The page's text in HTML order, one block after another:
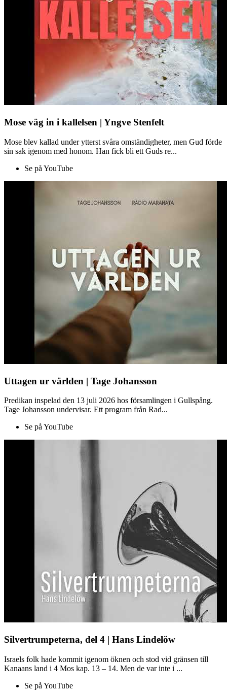
Mose väg in i kallelsen | Yngve Stenfelt
Mose blev kallad under ytterst svåra omständigheter, men Gud förde
sin sak igenom med honom. Han fick bli ett Guds re...
Se på YouTube
Uttagen ur världen | Tage Johansson
Predikan inspelad den 13 juli 2026 hos församlingen i Gullspång.
Tage Johansson undervisar. Ett program från Rad...
Se på YouTube
Silvertrumpeterna, del 4 | Hans Lindelöw
Israels folk hade kommit igenom öknen och stod vid gränsen till
Kanaans land i 4 Mos kap. 13 – 14. Men de var inte i ...
Se på YouTube